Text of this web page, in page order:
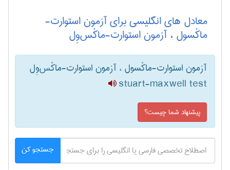
معادل های انگلیسی برای آزمون استوارت-
ماکْسول ، آزمون استوارت-ماکْس‌وِل
آزمون استوارت-ماکْسول ، آزمون استوارت-ماکْس‌وِل
stuart-maxwell test
پیشنهاد شما چیست؟
جستجو کن